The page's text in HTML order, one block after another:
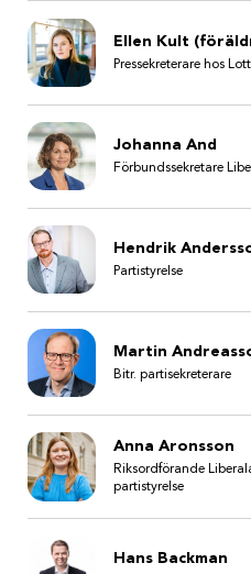
Ellen Kult
Pressekreterare hos
Johanna And
Förbundssekretare
Hendrik
Partistyrelse
Martin
Bitr. partisekreterare
Anna Aronsson
Riksordförande
partistyrelse
Hans Backman